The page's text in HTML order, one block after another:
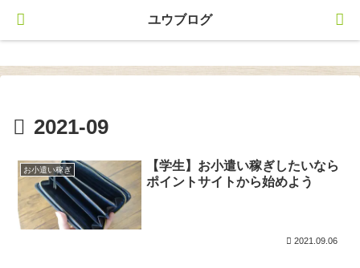
ユウブログ
2021-09
お小遣い稼ぎ
【学生】お小遣い稼ぎしたいなら
ポイントサイトから始めよう
2021.09.06
ユウブログ